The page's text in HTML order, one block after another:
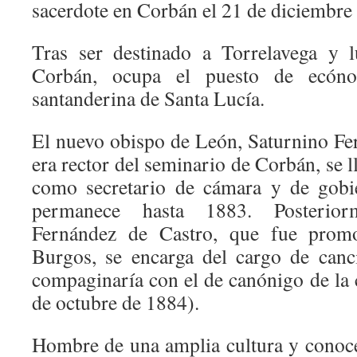
sacerdote en Corbán el 21 de
Tras ser destinado a Torrelavega y
Corbán, ocupa el puesto de
santanderina de Santa Lucía.
El nuevo obispo de León, Saturnino
era rector del seminario de Corbán, se
como secretario de cámara y de
permanece hasta 1883.
Fernández de Castro, que fue
Burgos, se encarga del cargo de
compaginaría con el de canónigo de
de octubre de 1884).
Hombre de una amplia cultura y